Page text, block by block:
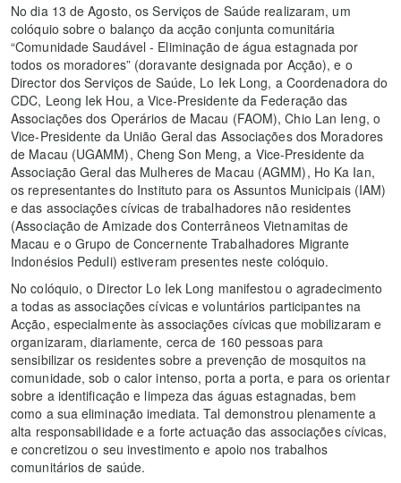
No dia 13 de Agosto, os Serviços de Saúde realizaram, um
colóquio sobre o balanço da acção conjunta comunitária
“Comunidade Saudável - Eliminação de água estagnada por
todos os moradores” (doravante designada por Acção), e o
Director dos Serviços de Saúde, Lo Iek Long, a Coordenadora do
CDC, Leong Iek Hou, a Vice-Presidente da Federação das
Associações dos Operários de Macau (FAOM), Chio Lan Ieng, o
Vice-Presidente da União Geral das Associações dos Moradores
de Macau (UGAMM), Cheng Son Meng, a Vice-Presidente da
Associação Geral das Mulheres de Macau (AGMM), Ho Ka Ian,
os representantes do Instituto para os Assuntos Municipais (IAM)
e das associações cívicas de trabalhadores não residentes
(Associação de Amizade dos Conterrâneos Vietnamitas de
Macau e o Grupo de Concernente Trabalhadores Migrante
Indonésios Peduli) estiveram presentes neste colóquio.
No colóquio, o Director Lo Iek Long manifestou o agradecimento
a todas as associações cívicas e voluntários participantes na
Acção, especialmente às associações cívicas que mobilizaram e
organizaram, diariamente, cerca de 160 pessoas para
sensibilizar os residentes sobre a prevenção de mosquitos na
comunidade, sob o calor intenso, porta a porta, e para os orientar
sobre a identificação e limpeza das águas estagnadas, bem
como a sua eliminação imediata. Tal demonstrou plenamente a
alta responsabilidade e a forte actuação das associações cívicas,
e concretizou o seu investimento e apoio nos trabalhos
comunitários de saúde.